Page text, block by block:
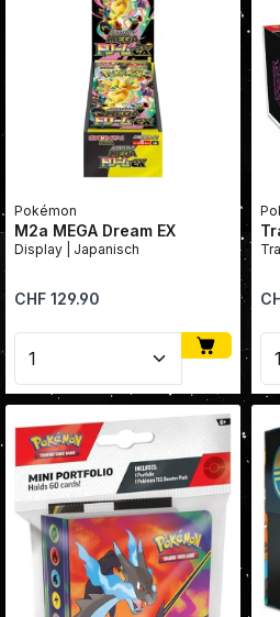
Pokémon
M2a MEGA Dream EX
Display | Japanisch
Regulärer Preis:
CHF 129.90
Produkt Anzahl: Gib den